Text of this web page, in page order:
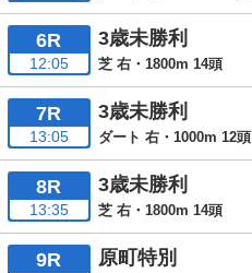
6R
12:05
3歳未勝利
芝 右・1800m 14頭
7R
13:05
3歳未勝利
ダート 右・1000m 12頭
8R
13:35
3歳未勝利
芝 右・1800m 14頭
9R 原町特別